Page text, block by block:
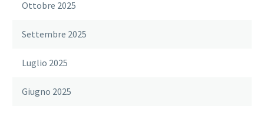
Ottobre 2025
Settembre 2025
Luglio 2025
Giugno 2025